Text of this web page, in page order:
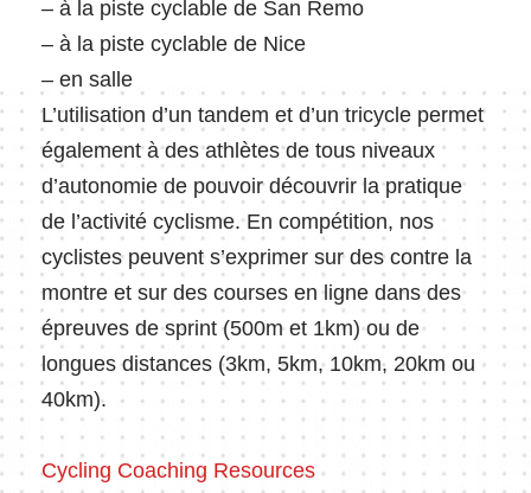
– à la piste cyclable de San Remo
– à la piste cyclable de Nice
– en salle
L’utilisation d’un tandem et d’un tricycle permet
également à des athlètes de tous niveaux
d’autonomie de pouvoir découvrir la pratique
de l’activité cyclisme. En compétition, nos
cyclistes peuvent s’exprimer sur des contre la
montre et sur des courses en ligne dans des
épreuves de sprint (500m et 1km) ou de
longues distances (3km, 5km, 10km, 20km ou
40km).
Cycling Coaching Resources